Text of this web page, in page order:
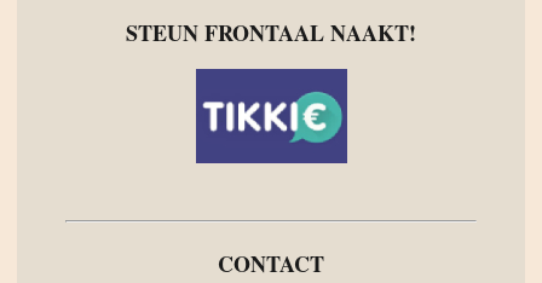
STEUN FRONTAAL NAAKT!
CONTACT